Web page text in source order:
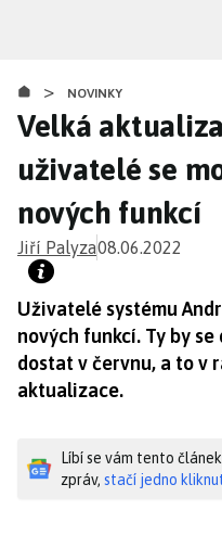
obsahu
> NOVINKY
Velká
uživatelé se
nových funkcí
Jiří Palyza08.06.2022
Uživatelé systému
nových funkcí. Ty by
dostat v červnu, a to v
aktualizace.
Líbí se vám tento
zpráv, stačí jedno